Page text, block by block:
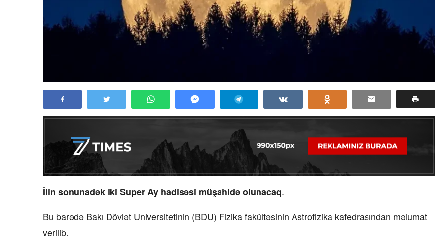
İlin sonunadək iki Super Ay hadisəsi müşahidə olunacaq.
Bu barədə Bakı Dövlət Universitetinin (BDU) Fizika fakültəsinin Astrofizika kafedrasından məlumat
verilib.